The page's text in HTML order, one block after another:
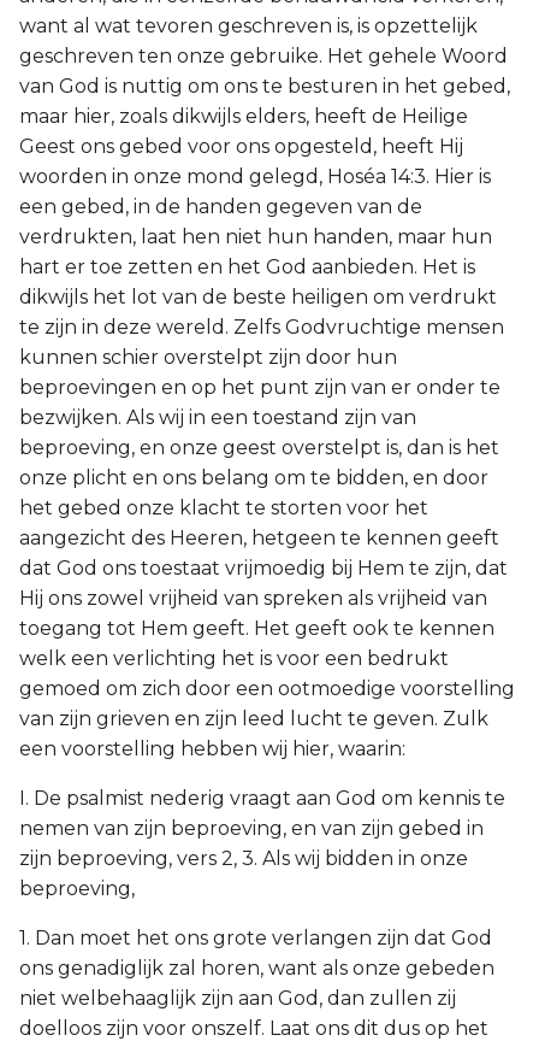
want al wat tevoren geschreven is, is opzettelijk
geschreven ten onze gebruike. Het gehele Woord
van God is nuttig om ons te besturen in het gebed,
maar hier, zoals dikwijls elders, heeft de Heilige
Geest ons gebed voor ons opgesteld, heeft Hij
woorden in onze mond gelegd, Hoséa 14:3. Hier is
een gebed, in de handen gegeven van de
verdrukten, laat hen niet hun handen, maar hun
hart er toe zetten en het God aanbieden. Het is
dikwijls het lot van de beste heiligen om verdrukt
te zijn in deze wereld. Zelfs Godvruchtige mensen
kunnen schier overstelpt zijn door hun
beproevingen en op het punt zijn van er onder te
bezwijken. Als wij in een toestand zijn van
beproeving, en onze geest overstelpt is, dan is het
onze plicht en ons belang om te bidden, en door
het gebed onze klacht te storten voor het
aangezicht des Heeren, hetgeen te kennen geeft
dat God ons toestaat vrijmoedig bij Hem te zijn, dat
Hij ons zowel vrijheid van spreken als vrijheid van
toegang tot Hem geeft. Het geeft ook te kennen
welk een verlichting het is voor een bedrukt
gemoed om zich door een ootmoedige voorstelling
van zijn grieven en zijn leed lucht te geven. Zulk
een voorstelling hebben wij hier, waarin:
I. De psalmist nederig vraagt aan God om kennis te
nemen van zijn beproeving, en van zijn gebed in
zijn beproeving, vers 2, 3. Als wij bidden in onze
beproeving,
1. Dan moet het ons grote verlangen zijn dat God
ons genadiglijk zal horen, want als onze gebeden
niet welbehaaglijk zijn aan God, dan zullen zij
doelloos zijn voor onszelf. Laat ons dit dus op het